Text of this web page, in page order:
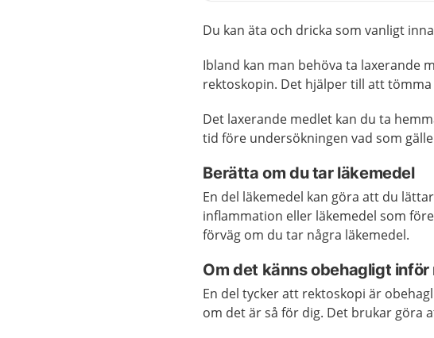
Du kan äta och dricka som vanligt
Ibland kan man behöva ta laxerande
rektoskopin. Det hjälper till att
Det laxerande medlet kan du ta
tid före undersökningen vad som
Berätta om du tar läkemedel
En del läkemedel kan göra att du
inflammation eller läkemedel som
förväg om du tar några läkemedel.
Om det känns obehagligt
En del tycker att rektoskopi är
om det är så för dig. Det brukar göra